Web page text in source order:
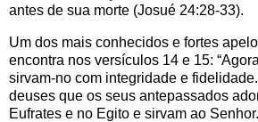
antes de sua morte (Josué 24:28-33).
Um dos mais conhecidos e fortes
encontra nos versículos 14 e 15:
sirvam-no com integridade e
deuses que os seus antepassados
Eufrates e no Egito e sirvam ao